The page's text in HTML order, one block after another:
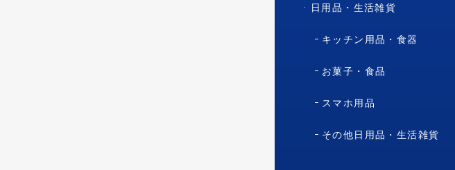
日用品・生活雑貨
キッチン用品・食器
お菓子・食品
スマホ用品
その他日用品・生活雑貨